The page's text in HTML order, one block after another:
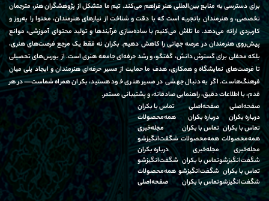
برای دسترسی به منابع بین‌المللی هنر فراهم می‌کند. تیم ما متشکل از پژوهشگران هنر، مترجمان
تخصصی، و هنرمندان باتجربه است که با دقت و شناخت از نیازهای هنرمندان، محتوا را به‌روز و
کاربردی ارائه می‌دهد. ما تلاش می‌کنیم با ساده‌سازی فرآیندها و تولید محتوای آموزشی، موانع
پیش‌روی هنرمندان در عرصه جهانی را کاهش دهیم. بکران نه فقط یک مرجع فرصت‌های هنری،
بلکه محفلی برای گسترش دانش، گفتگو، و رشد حرفه‌ای جامعه هنری است. از بورس‌های تحصیلی
تا فرصت‌های نمایشگاه و همکاری، هدف ما حمایت از مسیر حرفه‌ای هنرمندان و ایجاد پلی میان
فرهنگ‌هاست. اگر به دنبال جهشی در مسیر هنری خود هستید، بکران همراه شماست—در هر
قدم، با اطلاعات دقیق، راهنمایی صادقانه، و پشتیبانی مستمر.
صفحه‌اصلی
درباره‌ بکران
تماس‌ با‌ بکران
همه‌محصولات
مجله‌خبری
شگفت‌انگیز‌شو
تماس‌ با‌ بکران
شگفت‌انگیز‌شو
صفحه‌اصلی
درباره‌ بکران
تماس‌ با‌ بکران
همه‌محصولات
مجله‌خبری
تماس‌ با‌ بکران
شگفت‌انگیز‌شو
تماس‌ با‌ بکران
تماس‌ با‌ بکران
همه‌محصولات
مجله‌خبری
شگفت‌انگیز‌شو
درباره‌ بکران
شگفت‌انگیز‌شو
همه‌محصولات
صفحه‌اصلی